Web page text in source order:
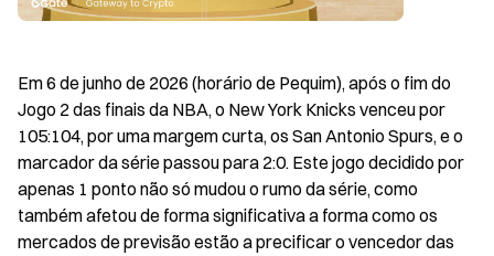
Em 6 de junho de 2026 (horário de Pequim), após o fim do
Jogo 2 das finais da NBA, o New York Knicks venceu por
105:104, por uma margem curta, os San Antonio Spurs, e o
marcador da série passou para 2:0. Este jogo decidido por
apenas 1 ponto não só mudou o rumo da série, como
também afetou de forma significativa a forma como os
mercados de previsão estão a precificar o vencedor das